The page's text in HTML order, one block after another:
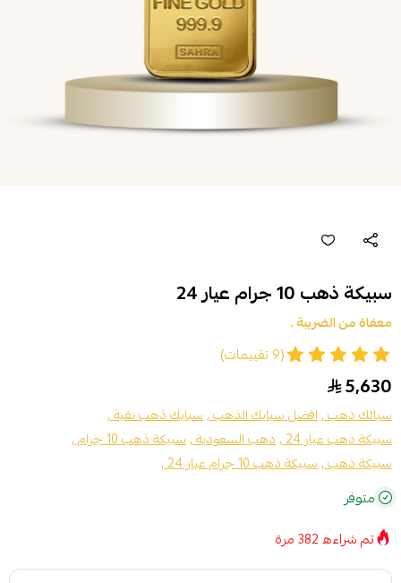
سبيكة ذهب 10 جرام عيار 24
معفاة من الضريبة .
(9 تقييمات)
5,630
سبائك ذهب ,افضل سبايك الذهب ,سبايك ذهب نقية ,
سبيكة ذهب عيار 24 ,
ذهب السعودية ,سبيكة ذهب 10 جرام ,
سبيكة ذهب ,سبيكة ذهب 10 جرام عيار 24 ,
متوفر
تم شراءه382مرة